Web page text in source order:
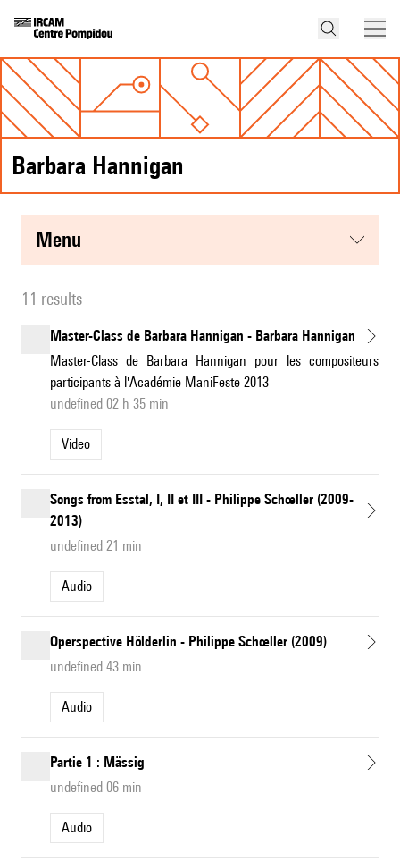
Barbara Hannigan
menu
11 results
Master-Class de Barbara Hannigan - Barbara Hannigan
Master-Class de Barbara Hannigan pour les compositeurs
participants à l'Académie ManiFeste 2013
undefined 02 h 35 min
Video
Songs from Esstal, I, II et III - Philippe Schœller (2009-
2013)
undefined 21 min
Audio
Operspective Hölderlin - Philippe Schœller (2009)
undefined 43 min
Audio
Partie 1 : Mässig
undefined 06 min
Audio